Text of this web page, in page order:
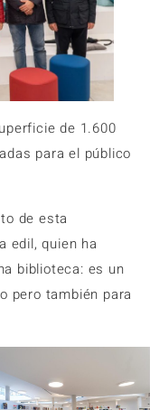
de 1.600
para el público
de esta
edil, quien ha
biblioteca: es un
pero también para